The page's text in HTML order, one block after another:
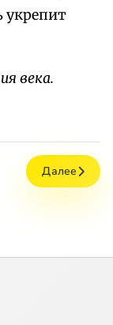
укрепит
века.
Далее